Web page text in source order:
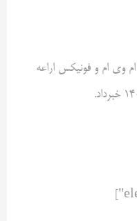
وی ام و فونیکس اراعه